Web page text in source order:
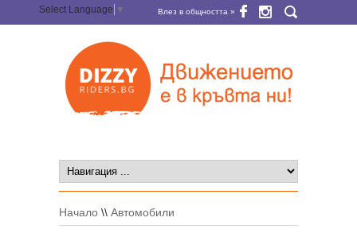
Select Language ▼ Влез в общността »
Начало \\ Автомобили